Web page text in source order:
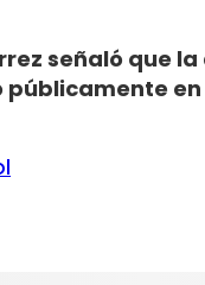
señaló que